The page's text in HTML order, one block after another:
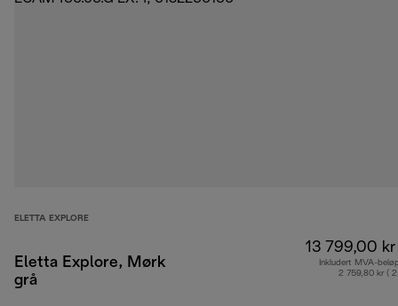
ELETTA EXPLORE
Eletta Explore, Mørk
grå
13 799,00 kr
Inkludert MVA-
2 759,80 kr (